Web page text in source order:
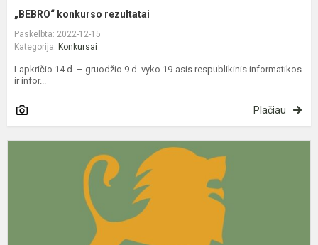
„BEBRO“ konkurso rezultatai
Paskelbta: 2022-12-15
Kategorija: Konkursai
Lapkričio 14 d. – gruodžio 9 d. vyko 19-asis respublikinis informatikos
ir infor...
Plačiau